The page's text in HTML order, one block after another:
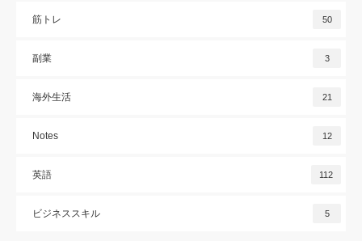
筋トレ 50
副業 3
海外生活 21
Notes 12
英語 112
ビジネススキル 5